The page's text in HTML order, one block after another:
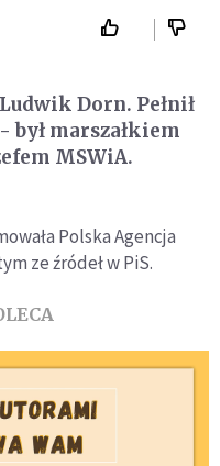
Dorn. Pełnił
był marszałkiem
MSWiA.
Polska Agencja
ze źródeł w PiS.